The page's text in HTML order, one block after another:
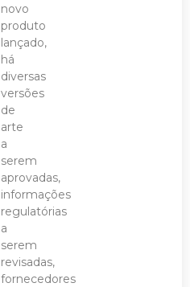
novo
produto
lançado,
há
diversas
versões
de
arte
a
serem
aprovadas,
informações
regulatórias
a
serem
revisadas,
fornecedores